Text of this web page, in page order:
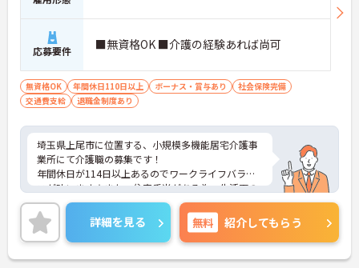
応募要件 ■無資格OK ■介護の経験あれば尚可
無資格OK 年間休日110日以上 ボーナス・賞与あり
社会保険完備
交通費支給
退職金制度あり
埼玉県上尾市に位置する、小規模多機能居宅介護事
業所にて介護職の募集です！
年間休日が114日以上あるのでワークライフバラン
スが叶います☆また、住宅手当がある為、生活面の
負担を軽減し、安心して長く勤務していただけます
◎
ご興味のある方には、面接対策ポイントなど、さら
に詳細をお話しいたしますのでお気軽にご相談くだ
さい！
詳細を見る 無料 紹介してもらう